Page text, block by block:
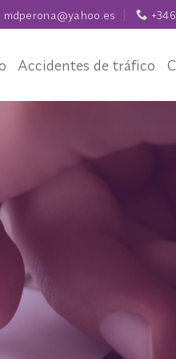
mdperona@yahoo.es
Accidentes de tráfico